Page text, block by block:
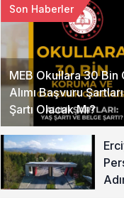
MEB Okullara 30
Alımı Başvuru
Şartı Olacak Mı?
Son Haberler